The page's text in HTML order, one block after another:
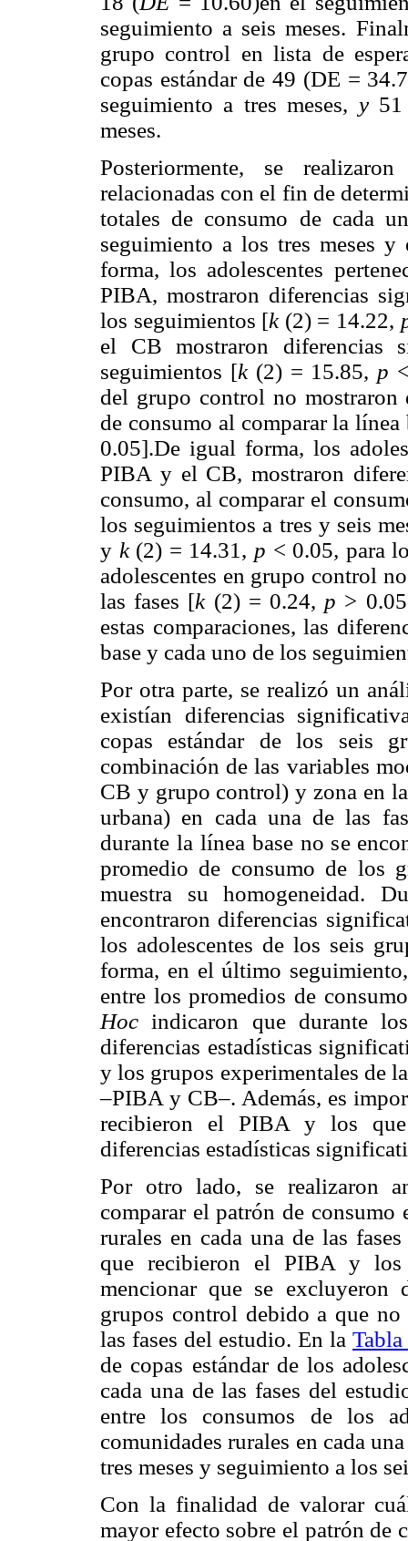
seguimiento a seis meses.
grupo control en lista de
copas estándar de 49 (DE =
seguimiento a tres meses, y
meses.
Posteriormente, se
relacionadas con el fin de
totales de consumo de cada
seguimiento a los tres meses y
forma, los adolescentes
PIBA, mostraron diferencias
los seguimientos [k (2) = 14.22,
el CB mostraron diferencias
seguimientos [k(2) = 15.85, p
del grupo control no
de consumo al comparar la
0.05].De igual forma, los
PIBA y el CB, mostraron
consumo, al comparar el
los seguimientos a tres y seis
y k(2) = 14.31, p < 0.05, para
adolescentes en grupo control
las fases [k (2) = 0.24, p >
estas comparaciones, las
base y cada uno de los
Por otra parte, se realizó un
existían diferencias
copas estándar de los seis
combinación de las variables
CB y grupo control) y zona en
urbana) en cada una de las
durante la línea base no se
promedio de consumo de los
muestra su homogeneidad.
encontraron diferencias
los adolescentes de los seis
forma, en el último
entre los promedios de
Hoc indicaron que durante
diferencias estadísticas
y los grupos experimentales de
–PIBA y CB–. Además, es
recibieron el PIBA y los
diferencias estadísticas
Por otro lado, se realizaron
comparar el patrón de consumo
rurales en cada una de las
que recibieron el PIBA y
mencionar que se excluyeron
grupos control debido a que
las fases del estudio. En la
de copas estándar de los
cada una de las fases del
entre los consumos de los
comunidades rurales en cada
tres meses y seguimiento a los
Con la finalidad de valorar
mayor efecto sobre el patrón de